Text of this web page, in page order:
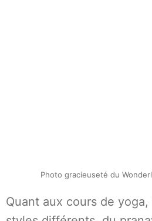
Photo gracieuseté du
Quant aux cours de